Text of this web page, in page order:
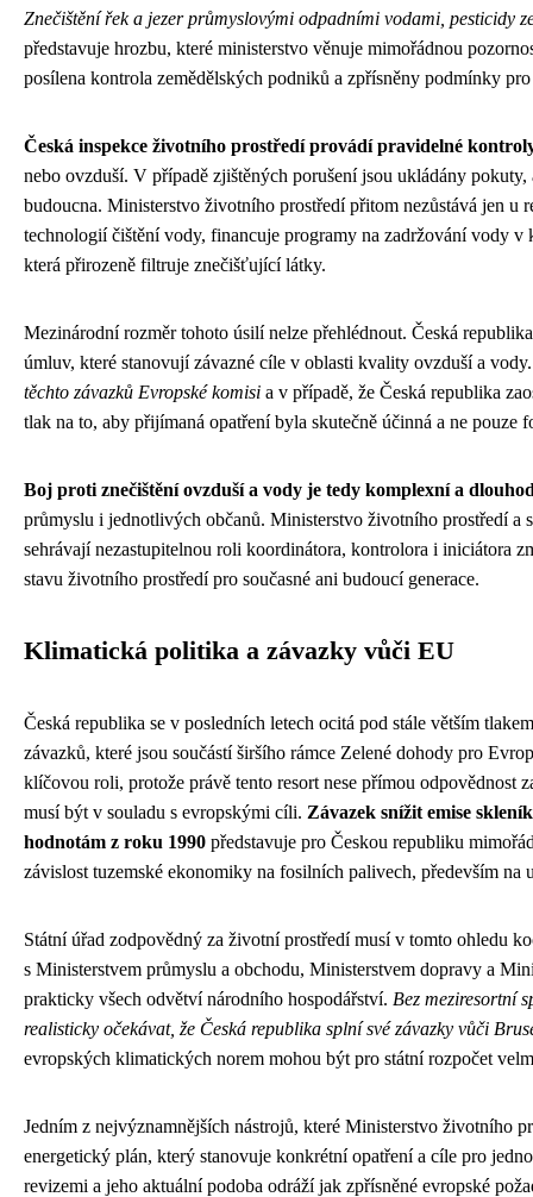
Znečištění řek a jezer průmyslovými odpadními vodami, pesticidy
představuje hrozbu, které ministerstvo věnuje mimořádnou
posílena kontrola zemědělských podniků a zpřísněny podmínky
Česká inspekce životního prostředí provádí pravidelné
nebo ovzduší. V případě zjištěných porušení jsou ukládány
budoucna. Ministerstvo životního prostředí přitom nezůstává jen
technologií čištění vody, financuje programy na zadržování vody
která přirozeně filtruje znečišťující látky.
Mezinárodní rozměr tohoto úsilí nelze přehlédnout. Česká
úmluv, které stanovují závazné cíle v oblasti kvality ovzduší a
těchto závazků Evropské komisi a v případě, že Česká republika
tlak na to, aby přijímaná opatření byla skutečně účinná a ne pouze
Boj proti znečištění ovzduší a vody je tedy komplexní a
průmyslu i jednotlivých občanů. Ministerstvo životního prostředí a
sehrávají nezastupitelnou roli koordinátora, kontrolora i iniciátora
stavu životního prostředí pro současné ani budoucí generace.
Klimatická politika a závazky vůči EU
Česká republika se v posledních letech ocitá pod stále větším
závazků, které jsou součástí širšího rámce Zelené dohody pro
klíčovou roli, protože právě tento resort nese přímou
musí být v souladu s evropskými cíli. Závazek snížit emise
hodnotám z roku 1990 představuje pro Českou republiku
závislost tuzemské ekonomiky na fosilních palivech, především na
Státní úřad zodpovědný za životní prostředí musí v tomto ohledu
s Ministerstvem průmyslu a obchodu, Ministerstvem dopravy a
prakticky všech odvětví národního hospodářství. Bez meziresortní
realisticky očekávat, že Česká republika splní své závazky vůči
evropských klimatických norem mohou být pro státní rozpočet
Jedním z nejvýznamnějších nástrojů, které Ministerstvo
energetický plán, který stanovuje konkrétní opatření a cíle pro
revizemi a jeho aktuální podoba odráží jak zpřísněné evropské